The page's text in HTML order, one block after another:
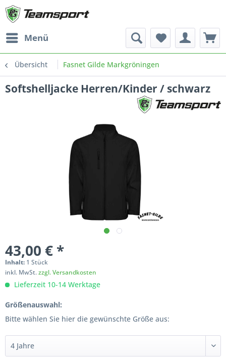
Menü
Übersicht Fasnet Gilde Markgröningen
Softshelljacke Herren/Kinder / schwarz
43,00 € *
Inhalt: 1 Stück
inkl. MwSt.zzgl. Versandkosten
Lieferzeit 10-14 Werktage
Größenauswahl:
Bitte wählen Sie hier die gewünschte Größe aus: